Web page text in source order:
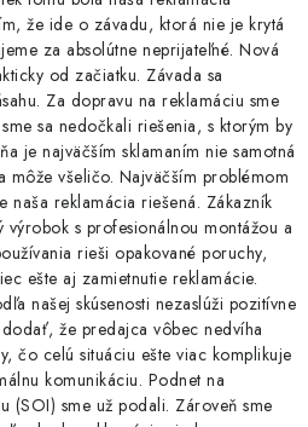
že ide o závadu, ktorá nie je krytá
za absolútne neprijateľné. Nová
od začiatku. Závada sa
Za dopravu na reklamáciu sme
sa nedočkali riešenia, s ktorým by
je najväčším sklamaním nie samotná
všeličo. Najväčším problémom
naša reklamácia riešená. Zákazník
s profesionálnou montážou a
rieši opakované poruchy,
ešte aj zamietnutie reklamácie.
našej skúsenosti nezaslúži pozitívne
že predajca vôbec nedvíha
čo celú situáciu ešte viac komplikuje
komunikáciu. Podnet na
(SOI) sme už podali. Zároveň sme